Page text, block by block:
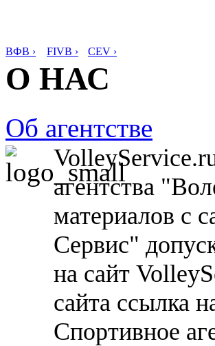
ВФВ › FIVB › CEV ›
О НАС
Об агентстве
агентства
материалов с
Сервис"
на сайт
сайта ссылка
Спортивное